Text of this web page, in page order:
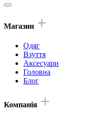
Магазин
Одяг
Взуття
Аксесуари
Головна
Блог
Компанія